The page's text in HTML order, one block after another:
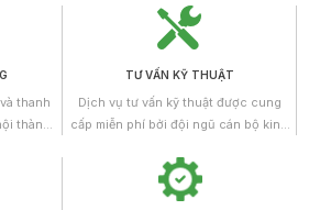
thanh
thành
TƯ VẤN KỸ THUẬT
Dịch vụ tư vấn kỹ thuật được cung
cấp miễn phí bởi đội ngũ cán bộ kinh
có kiến thức chuyên môn và nhiều
năm kinh nghiệm làm việc.